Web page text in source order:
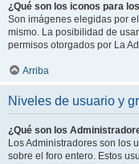
¿Qué son los iconos para
Son imágenes elegidas por
mismo. La posibilidad de
permisos otorgados por La
Arriba
Niveles de usuario y
¿Qué son los
Los Administradores son los
sobre el foro entero. Estos